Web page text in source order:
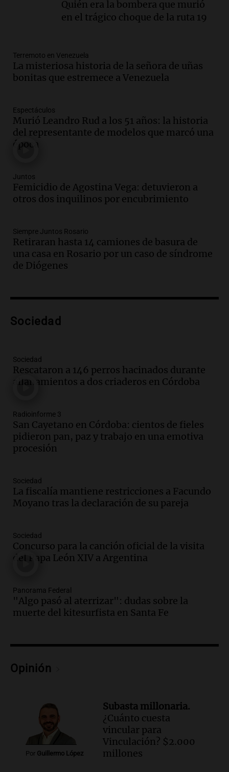
Inflación: por qué el 2,9% de
julio en CABA no anticipa el dato
Episodios
Audio.Giordano advirtió por el
endeudamiento: "La solución es que
Informados al regreso
Episodios
Audio.Media sanción a la ley de
inviolabilidad: un avance para
Episodios
Audio.Promocionan cortes de cerdo
Viva la Radio Rosario
Episodios
Audio.
Episodios
Audio.
Panorama Federal
Episodios
Audio.Controversia en el peronismo
Panorama Federal
Episodios
Audio. Mateo Bouniba, joven de Villa
María, necesita un trasplante de médula
Panorama Federal
Episodios
Fieles celebran a San Cayetano
Viva la Radio
Episodios
Audio.
Día Internacional de la Cerveza:
cerveza artesanal
Viva la Radio
Episodios
Panorama Federal
Episodios
Argentina cae y preocupa a economistas
en un contexto de crisis económica
Panorama Federal
Episodios
Audio.Audiencia por tragedia vial en
Quién era la bombera que murió
en el trágico choque de la ruta 19
Terremoto en Venezuela
La misteriosa historia de la señora de uñas
bonitas que estremece a Venezuela
Espectáculos
Murió Leandro Rud a los 51 años: la historia
del representante de modelos que marcó una
época
Juntos
Femicidio de Agostina Vega: detuvieron a
otros dos inquilinos por encubrimiento
Siempre Juntos Rosario
Retiraran hasta 14 camiones de basura de
una casa en Rosario por un caso de síndrome
de Diógenes
Sociedad
Sociedad
Rescataron a 146 perros hacinados durante
allanamientos a dos criaderos en Córdoba
Radioinforme 3
San Cayetano en Córdoba: cientos de fieles
pidieron pan, paz y trabajo en una emotiva
procesión
Sociedad
La fiscalía mantiene restricciones a Facundo
Moyano tras la declaración de su pareja
Sociedad
Concurso para la canción oficial de la visita
del Papa León XIV a Argentina
Panorama Federal
"Algo pasó al aterrizar": dudas sobre la
muerte del kitesurfista en Santa Fe
Opinión
Por Guillermo López
Subasta millonaria.
¿Cuánto cuesta
vincular para
Vinculación? $2.000
millones